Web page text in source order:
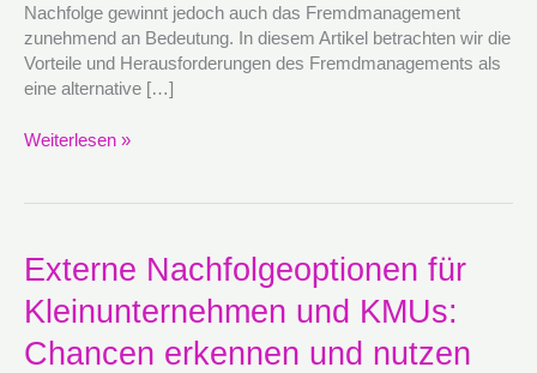
Nachfolge gewinnt jedoch auch das Fremdmanagement
zunehmend an Bedeutung. In diesem Artikel betrachten wir die
Vorteile und Herausforderungen des Fremdmanagements als
eine alternative […]
Weiterlesen »
Externe Nachfolgeoptionen für
Kleinunternehmen und KMUs:
Chancen erkennen und nutzen
Externe
Nachfolgeoptionen
für
und